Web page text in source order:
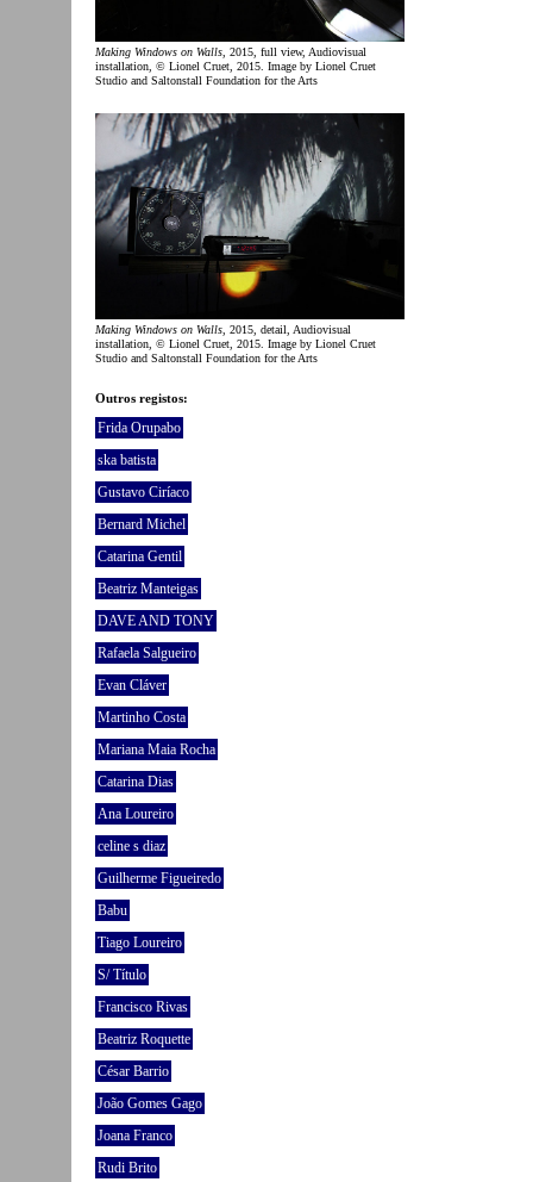
Making Windows on Walls , 2015, full view, Audiovisual
installation, © Lionel Cruet, 2015. Image by Lionel Cruet
Studio and Saltonstall Foundation for the Arts
Making Windows on Walls , 2015, detail, Audiovisual
installation, © Lionel Cruet, 2015. Image by Lionel Cruet
Studio and Saltonstall Foundation for the Arts
Outros registos:
Frida Orupabo
ska batista
Gustavo Ciríaco
Bernard Michel
Catarina Gentil
Beatriz Manteigas
DAVE AND TONY
Rafaela Salgueiro
Evan Cláver
Martinho Costa
Mariana Maia Rocha
Catarina Dias
Ana Loureiro
celine s diaz
Guilherme Figueiredo
Babu
Tiago Loureiro
S/ Título
Francisco Rivas
Beatriz Roquette
César Barrio
João Gomes Gago
Joana Franco
Rudi Brito